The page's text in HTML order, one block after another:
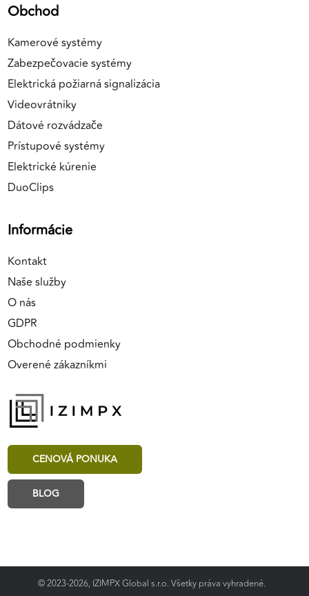
Obchod
Kamerové systémy
Zabezpečovacie systémy
Elektrická požiarná signalizácia
Videovrátniky
Dátové rozvádzače
Prístupové systémy
Elektrické kúrenie
DuoClips
Informácie
Kontakt
Naše služby
O nás
GDPR
Obchodné podmienky
Overené zákazníkmi
CENOVÁ PONUKA
BLOG
© 2023-2026, IZIMPX Global s.r.o. Všetky práva vyhradené.